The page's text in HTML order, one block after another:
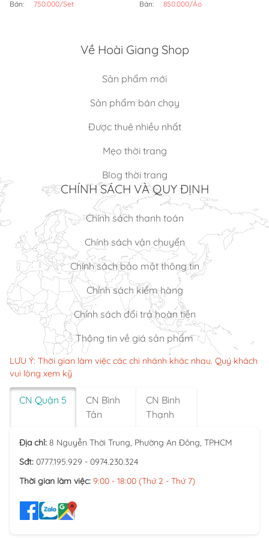
Bán:
750.000/Set
Bán:
850.000/Áo
Về Hoài Giang Shop
Sản phẩm mới
Sản phẩm bán chạy
Được thuê nhiều nhất
Mẹo thời trang
Blog thời trang
CHÍNH SÁCH VÀ QUY ĐỊNH
Chính sách thanh toán
Chính sách vận chuyển
Chính sách bảo mật thông tin
Chính sách kiểm hàng
Chính sách đổi trả hoàn tiền
Thông tin về giá sản phẩm
LƯU Ý: Thời gian làm việc các chi nhánh khác nhau. Quý khách
vui lòng xem kỹ
CN Quận 5
CN Bình
Tân
CN Bình
Thạnh
Địa chỉ: 8 Nguyễn Thời Trung, Phường An Đông, TPHCM
Sđt: 0777.195.929 - 0974.230.324
Thời gian làm việc: 9:00 - 18:00 (Thứ 2 - Thứ 7)